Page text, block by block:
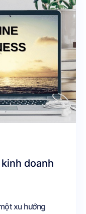
doanh
xu hướng